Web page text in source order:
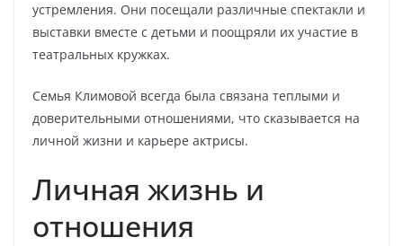
устремления. Они посещали различные спектакли и
выставки вместе с детьми и поощряли их участие в
театральных кружках.
Семья Климовой всегда была связана теплыми и
доверительными отношениями, что сказывается на
личной жизни и карьере актрисы.
Личная жизнь и
отношения